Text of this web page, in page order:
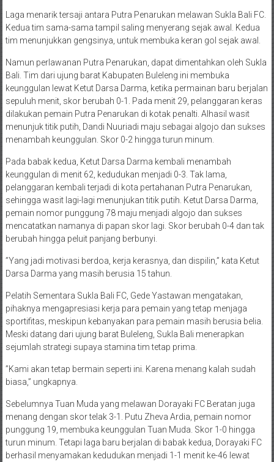
Laga menarik tersaji antara Putra Penarukan melawan Sukla Bali FC.
Kedua tim sama-sama tampil saling menyerang sejak awal. Kedua
tim menunjukkan gengsinya, untuk membuka keran gol sejak awal.
Namun perlawanan Putra Penarukan, dapat dimentahkan oleh Sukla
Bali. Tim dari ujung barat Kabupaten Buleleng ini membuka
keunggulan lewat Ketut Darsa Darma, ketika permainan baru berjalan
sepuluh menit, skor berubah 0-1. Pada menit 29, pelanggaran keras
dilakukan pemain Putra Penarukan di kotak penalti. Alhasil wasit
menunjuk titik putih, Dandi Nuuriadi maju sebagai algojo dan sukses
menambah keunggulan. Skor 0-2 hingga turun minum.
Pada babak kedua, Ketut Darsa Darma kembali menambah
keunggulan di menit 62, kedudukan menjadi 0-3. Tak lama,
pelanggaran kembali terjadi di kota pertahanan Putra Penarukan,
sehingga wasit lagi-lagi menunjukan titik putih. Ketut Darsa Darma,
pemain nomor punggung 78 maju menjadi algojo dan sukses
mencatatkan namanya di papan skor lagi. Skor berubah 0-4 dan tak
berubah hingga peluit panjang berbunyi.
”Yang jadi motivasi berdoa, kerja kerasnya, dan dispilin,” kata Ketut
Darsa Darma yang masih berusia 15 tahun.
Pelatih Sementara Sukla Bali FC, Gede Yastawan mengatakan,
pihaknya mengapresiasi kerja para pemain yang tetap menjaga
sportifitas, meskipun kebanyakan para pemain masih berusia belia.
Meski datang dari ujung barat Buleleng, Sukla Bali menerapkan
sejumlah strategi supaya stamina tim tetap prima.
”Kami akan tetap bermain seperti ini. Karena menang kalah sudah
biasa,” ungkapnya.
Sebelumnya Tuan Muda yang melawan Dorayaki FC Beratan juga
menang dengan skor telak 3-1. Putu Zheva Ardia, pemain nomor
punggung 19, membuka keunggulan Tuan Muda. Skor 1-0 hingga
turun minum. Tetapi laga baru berjalan di babak kedua, Dorayaki FC
berhasil menyamakan kedudukan menjadi 1-1 menit ke-46 lewat